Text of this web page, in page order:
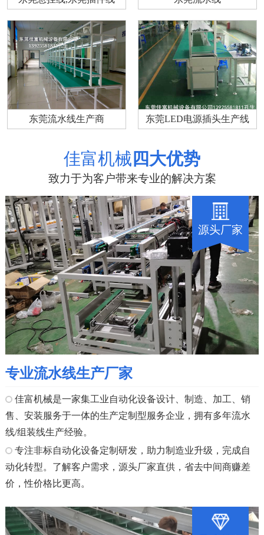
东莞流水线生产商 东莞LED电源插头生产线
佳富机械 四大优势
致力于为客户带来专业的解决方案
源头厂家
专业流水线生产厂家
佳富机械是一家集工业自动化设备设计、制造、加工、销
售、安装服务于一体的生产定制型服务企业，拥有多年流水
线/组装线生产经验。
专注非标自动化设备定制研发，助力制造业升级，完成自
动化转型。了解客户需求，源头厂家直供，省去中间商赚差
价，性价格比更高。